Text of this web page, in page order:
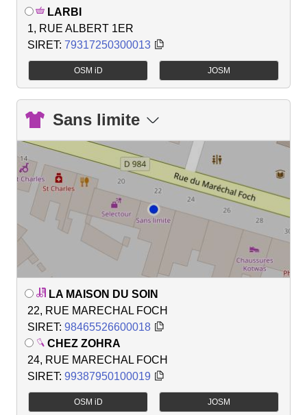
LARBI
1, RUE ALBERT 1ER
SIRET: 79317250300013
OSM iD JOSM
Sans limite
LA MAISON DU SOIN
22, RUE MARECHAL FOCH
SIRET: 98465526600018
CHEZ ZOHRA
24, RUE MARECHAL FOCH
SIRET: 99387950100019
OSM iD JOSM